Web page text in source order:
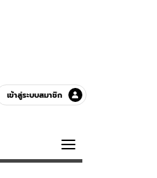
เข้าสู่ระบบสมาชิก